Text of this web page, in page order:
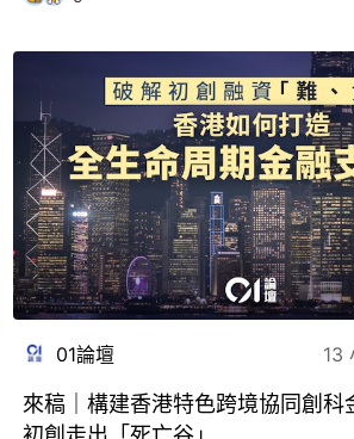
01論壇 13
來稿｜構建香港特色跨境協同創